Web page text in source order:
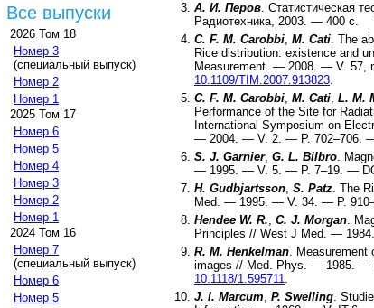
Все выпуски
2026 Том 18
Номер 3
(специальный выпуск)
Номер 2
Номер 1
2025 Том 17
Номер 6
Номер 5
Номер 4
Номер 3
Номер 2
Номер 1
2024 Том 16
Номер 7
(специальный выпуск)
Номер 6
Номер 5
A. И. Перов. Статистическая
Радиотехника, 2003. — 400 с.
C. F. M. Carobbi, M. Cati. The
Rice distribution: existence and
Measurement. — 2008. — V. 57,
10.1109/TIM.2007.913823.
C. F. M. Carobbi, M. Cati, L. M.
Performance of the Site for
International Symposium on
— 2004. — V. 2. — P. 702–706.
S. J. Garnier, G. L. Bilbro.
— 1995. — V. 5. — P. 7–19. —
H. Gudbjartsson, S. Patz. The
Med. — 1995. — V. 34. — P.
Hendee W. R., C. J. Morgan.
Principles // West J Med. — 1984
R. M. Henkelman. Measurement
images // Med. Phys. — 1985. —
10.1118/1.595711.
J. I. Marcum, P. Swelling.